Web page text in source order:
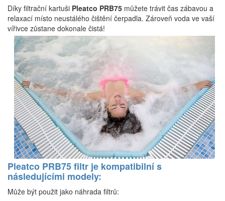
Díky filtrační kartuši Pleatco PRB75 můžete trávit čas zábavou a
relaxací místo neustálého čištění čerpadla. Zároveň voda ve vaší
vířivce zůstane dokonale čistá!
Pleatco PRB75 filtr je kompatibilní s
následujícími modely:
Může být použit jako náhrada filtrů: